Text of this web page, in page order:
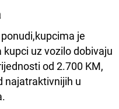
je
kupci uz vozilo dobivaju
od 2.700 KM,
najatraktivnijih u